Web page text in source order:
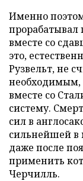
Именно
прорабатывал
вместе со
это,
Рузвельт, не
необходимым,
вместе со
систему.
сил в
сильнейшей в
даже после
применить
Черчилль.